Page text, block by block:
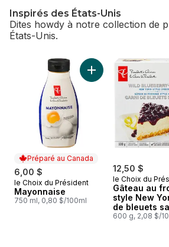
Inspirés des États-Unis
Dites howdy à notre collection de
États-Unis.
sauter Inspirés des États-Unis
Préparé au Canada
6,00 $
Préparé au Canada
le Choix du Président
Mayonnaise
750 ml, 0,80 $/100ml
12,50 $
le Choix du
Gâteau au
style New
de bleuets
600 g, 2,08 $/